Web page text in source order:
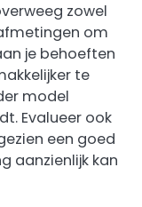
zowel
om
je behoeften
te
model
Evalueer ook
een goed
aanzienlijk kan